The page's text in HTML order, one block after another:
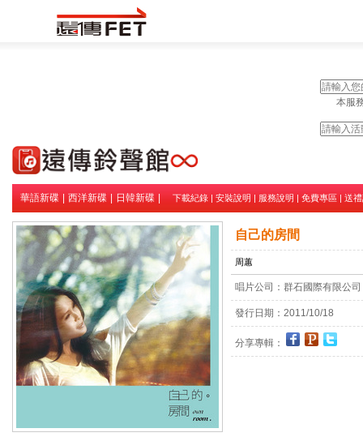
本服
華語新碟 西洋新碟 日韓新碟 下載紀錄 | 安裝說明 | 服務說明 | 免費專區 | 送
自己的房間
周蕙
唱片公司： 群石國際有限公司
發行日期： 2011/10/18
分享專輯：